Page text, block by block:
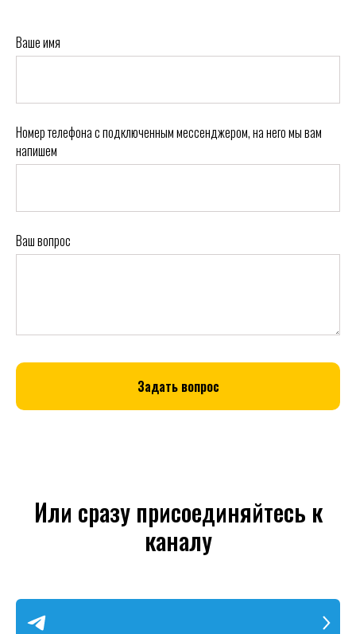
Ваше имя
Номер телефона с подключенным мессенджером, на него мы вам
напишем
Ваш вопрос
Задать вопрос
Или сразу присоединяйтесь к
каналу